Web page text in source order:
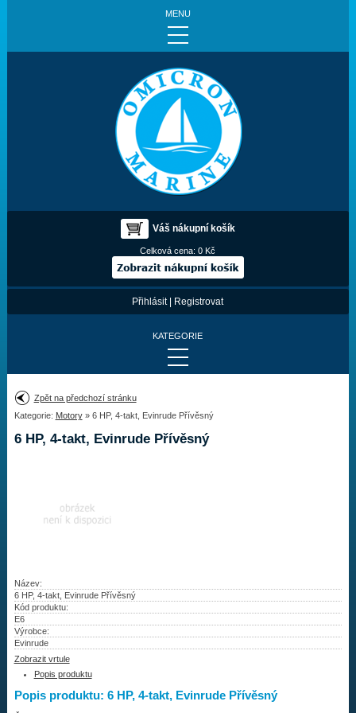
MENU
Váš nákupní košík
Celková cena:0 Kč
Přihlásit| Registrovat
KATEGORIE
Provedení:
Výrobce:
Najít vrtuli
Vrtule
Redukční pouzdra XHS
Kontakty
Aktuality
Zpět na předchozí stránku
Kategorie: Motory» 6 HP, 4-takt, Evinrude Přívěsný
6 HP, 4-takt, Evinrude Přívěsný
Název:
6 HP, 4-takt, Evinrude Přívěsný
Kód produktu:
E6
Výrobce:
Evinrude
Zobrazit vrtule
Popis produktu
Popis produktu: 6 HP, 4-takt, Evinrude Přívěsný